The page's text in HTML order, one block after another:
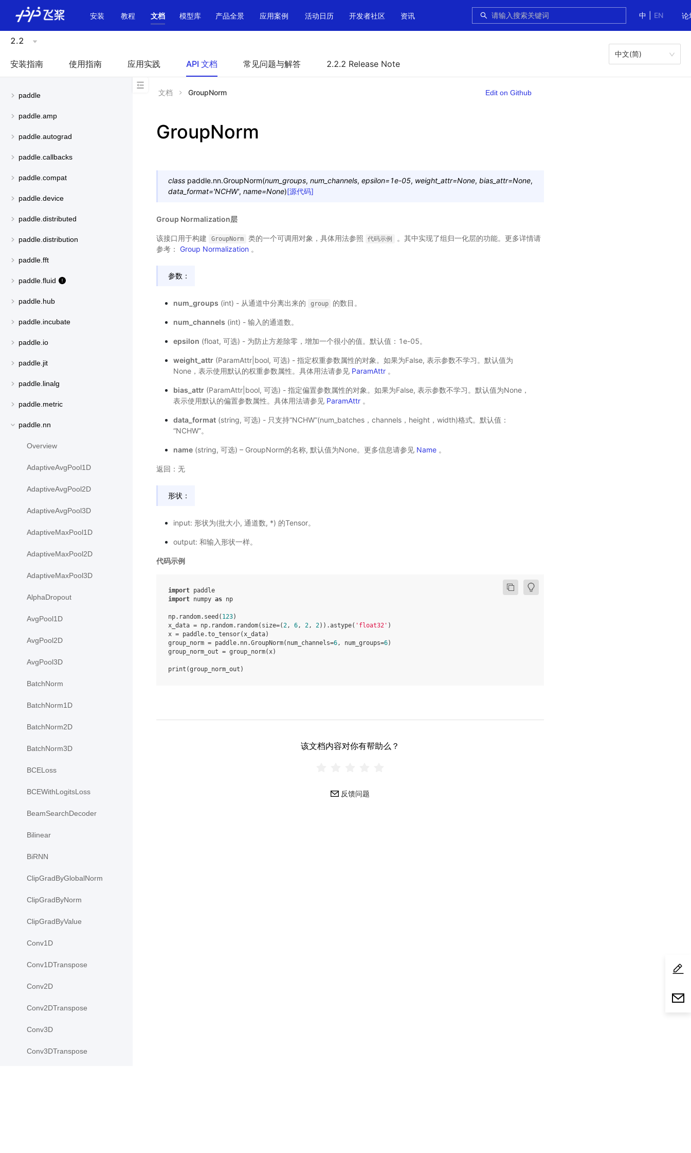
中
EN 论
安装 教程 文档 模型库 产品全景 应用案例 活动日历 开发者社区 资讯
2.2
安装指南 使用指南 应用实践 API 文档 常见问题与解答 2.2.2 Release Note
中文(简)
paddle
paddle.amp
paddle.autograd
paddle.callbacks
paddle.compat
paddle.device
paddle.distributed
paddle.distribution
paddle.fft
paddle.fluid
paddle.hub
paddle.incubate
paddle.io
paddle.jit
paddle.linalg
paddle.metric
paddle.nn
Overview
AdaptiveAvgPool1D
AdaptiveAvgPool2D
AdaptiveAvgPool3D
AdaptiveMaxPool1D
AdaptiveMaxPool2D
AdaptiveMaxPool3D
AlphaDropout
AvgPool1D
AvgPool2D
AvgPool3D
BatchNorm
BatchNorm1D
BatchNorm2D
BatchNorm3D
BCELoss
BCEWithLogitsLoss
BeamSearchDecoder
Bilinear
BiRNN
ClipGradByGlobalNorm
ClipGradByNorm
ClipGradByValue
Conv1D
Conv1DTranspose
Conv2D
Conv2DTranspose
Conv3D
Conv3DTranspose
文档 GroupNorm Edit on Github
GroupNorm
class paddle.nn.GroupNorm(num_groups, num_channels, epsilon=1e-05, weight_attr=None, bias_attr=None,
data_format='NCHW', name=None)[源代码]
Group Normalization层
该接口用于构建 GroupNorm 类的一个可调用对象，具体用法参照 代码示例
。其中实现了组归一化层的功能。更多详情请
参考： Group Normalization 。
参数：
num_groups (int) - 从通道中分离出来的 group 的数目。
num_channels (int) - 输入的通道数。
epsilon (float, 可选) - 为防止方差除零，增加一个很小的值。默认值：1e-05。
weight_attr(ParamAttr|bool, 可选) - 指定权重参数属性的对象。如果为False, 表示参数不学习。默认值为
None，表示使用默认的权重参数属性。具体用法请参见 ParamAttr。
bias_attr(ParamAttr|bool, 可选) - 指定偏置参数属性的对象。如果为False, 表示参数不学习。默认值为None，
表示使用默认的偏置参数属性。具体用法请参见 ParamAttr。
data_format(string, 可选) - 只支持“NCHW”(num_batches，channels，height，width)格式。默认值：
“NCHW”。
name(string, 可选) – GroupNorm的名称, 默认值为None。更多信息请参见 Name。
返回：无
形状：
input: 形状为(批大小, 通道数, *) 的Tensor。
output: 和输入形状一样。
代码示例
import paddle
import numpy as np
np. random. seed ( 123)
x_data = np. random. random( size=(2, 6, 2, 2)) .astype( 'float32' )
x = paddle.to_tensor(x_data)
group_norm = paddle. nn.GroupNorm( num_channels=6, num_groups=6)
group_norm_out = group_norm(x)
print (group_norm_out )
该文档内容对你有帮助么？
反馈问题